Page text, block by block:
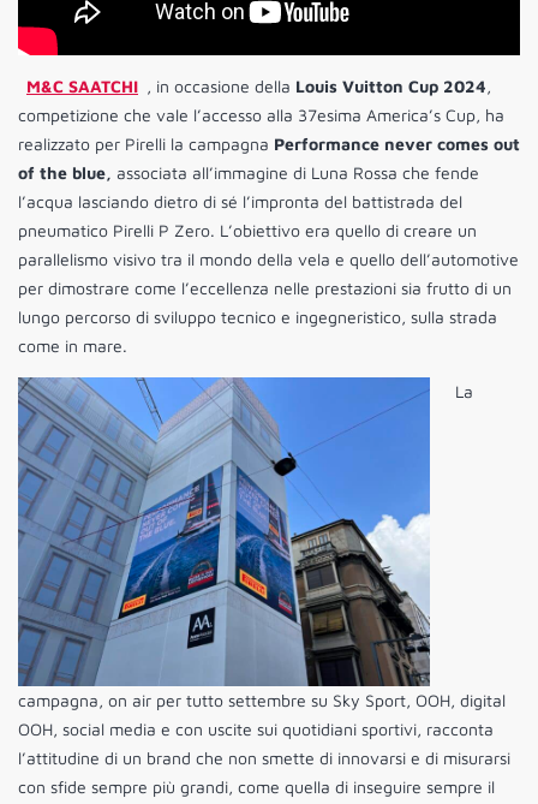
M&C SAATCHI , in occasione della Louis Vuitton Cup 2024,
competizione che vale l’accesso alla 37esima America’s Cup, ha
realizzato per Pirelli la campagna Performance never comes out
of the blue, associata all’immagine di Luna Rossa che fende
l’acqua lasciando dietro di sé l’impronta del battistrada del
pneumatico Pirelli P Zero. L’obiettivo era quello di creare un
parallelismo visivo tra il mondo della vela e quello dell’automotive
per dimostrare come l’eccellenza nelle prestazioni sia frutto di un
lungo percorso di sviluppo tecnico e ingegneristico, sulla strada
come in mare.
La
campagna, on air per tutto settembre su Sky Sport, OOH, digital
OOH, social media e con uscite sui quotidiani sportivi, racconta
l’attitudine di un brand che non smette di innovarsi e di misurarsi
con sfide sempre più grandi, come quella di inseguire sempre il